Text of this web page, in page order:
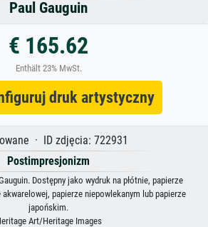
Paul Gauguin
€ 165.62
Enthält 23% MwSt.
druk artystyczny
· ID zdjęcia: 722931
Postimpresjonizm
Dostępny jako wydruk na płótnie, papierze
papierze niepowlekanym lub papierze
japońskim.
Art/Heritage Images